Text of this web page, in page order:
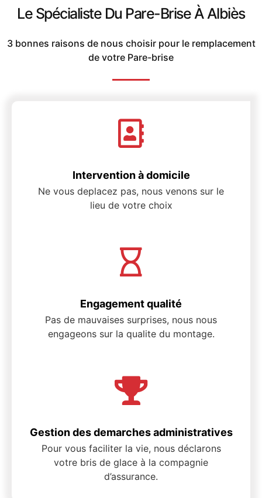
Le Spécialiste Du Pare-Brise À Albiès
3 bonnes raisons de nous choisir pour le remplacement
de votre Pare-brise
Intervention à domicile
Ne vous deplacez pas, nous venons sur le
lieu de votre choix
Engagement qualité
Pas de mauvaises surprises, nous nous
engageons sur la qualite du montage.
Gestion des demarches administratives
Pour vous faciliter la vie, nous déclarons
votre bris de glace à la compagnie
d’assurance.